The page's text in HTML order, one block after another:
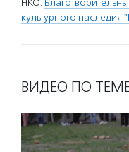
НКО:
культурного наследия
ВИДЕО ПО